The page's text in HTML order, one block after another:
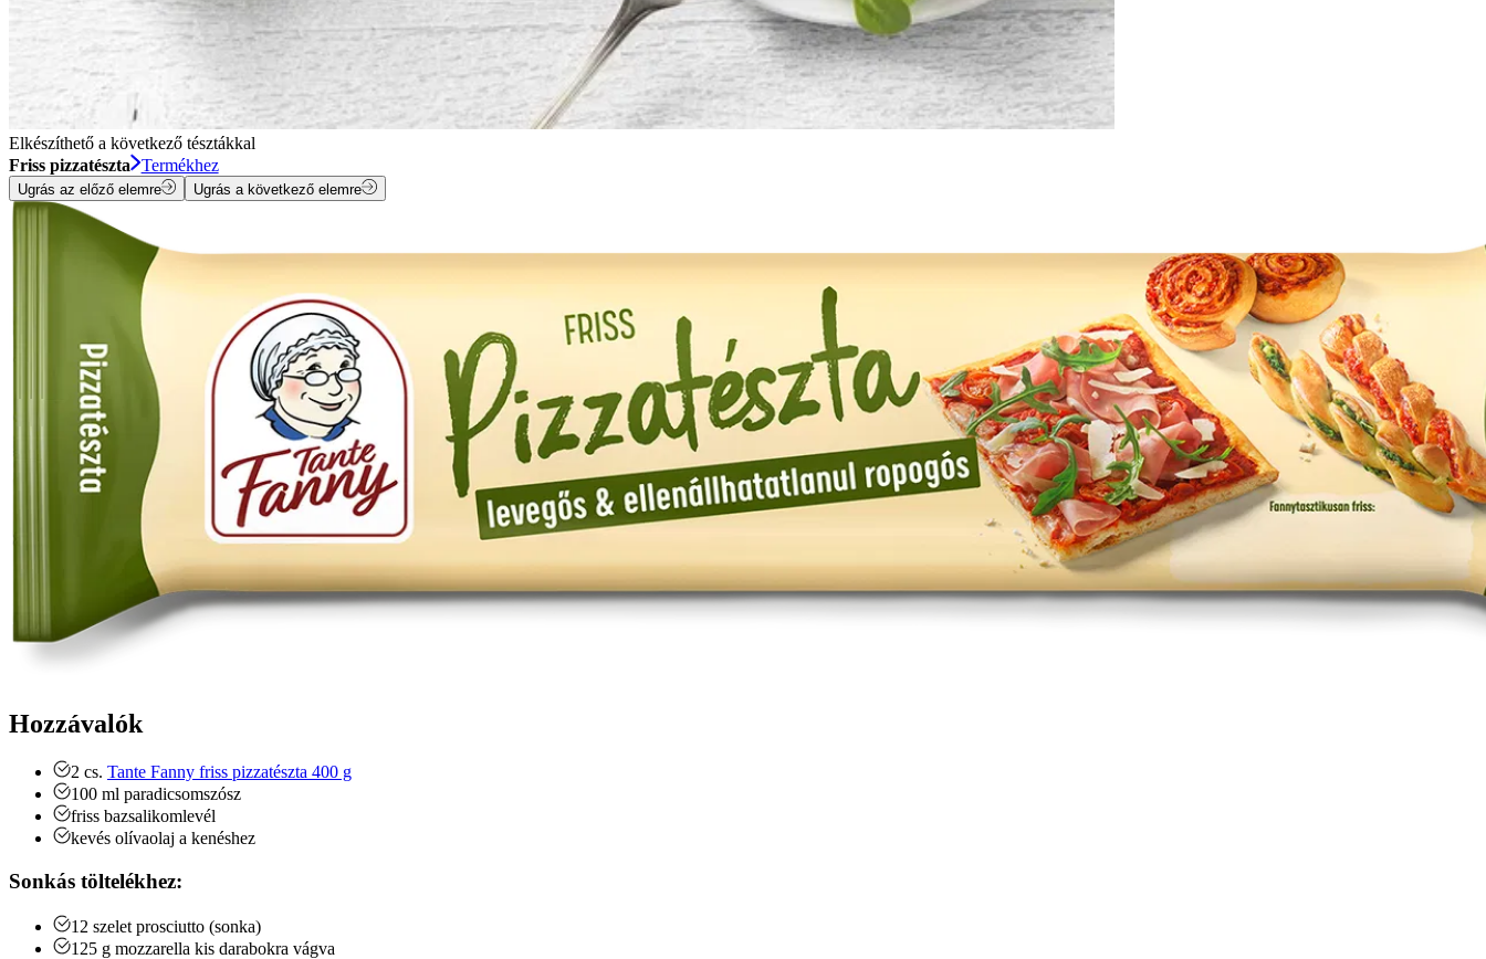
Elkészíthető a következő tésztákkal
Friss pizzatészta
Termékhez
Ugrás az előző elemre Ugrás a következő elemre
Hozzávalók
2 cs. Tante Fanny friss pizzatészta 400 g
100 ml paradicsomszósz
friss bazsalikomlevél
kevés olívaolaj a kenéshez
Sonkás töltelékhez:
12 szelet prosciutto (sonka)
125 g mozzarella kis darabokra vágva